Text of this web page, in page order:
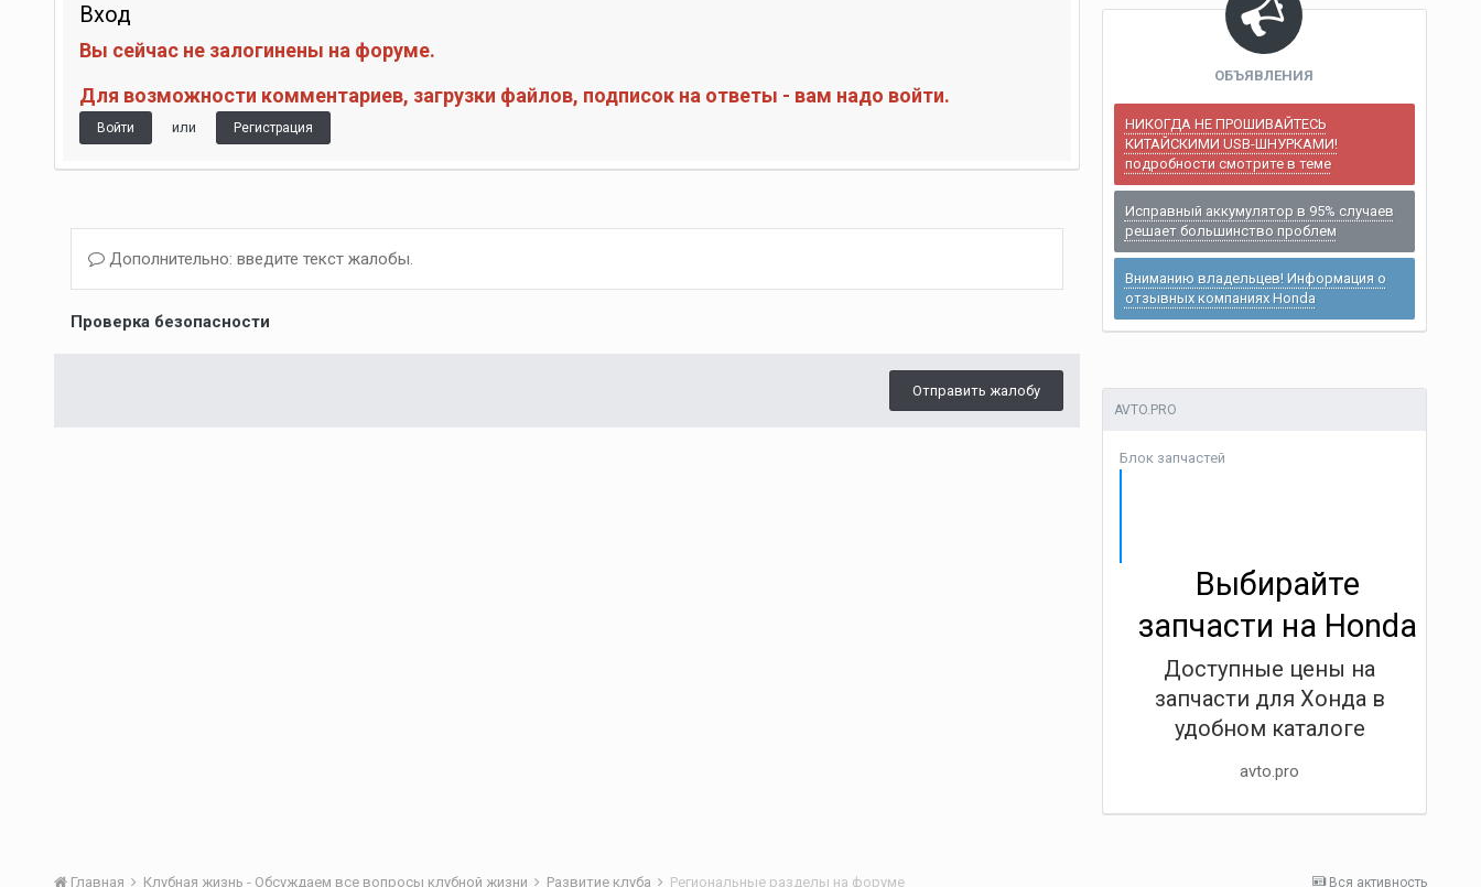
Вход
Вы сейчас не залогинены на форуме.
Для возможности комментариев, загрузки файлов, подписок на ответы - вам надо войти.
Войти или Регистрация
Дополнительно: введите текст жалобы.
Проверка безопасности
Отправить жалобу
ОБЪЯВЛЕНИЯ
НИКОГДА НЕ ПРОШИВАЙТЕСЬ
КИТАЙСКИМИ USB-ШНУРКАМИ!
подробности смотрите в теме
Исправный аккумулятор в 95% случаев
решает большинство проблем
Вниманию владельцев! Информация о
отзывных компаниях Honda
AVTO.PRO
Блок запчастей
Выбирайте
запчасти на Honda
Доступные цены на
запчасти для Хонда в
удобном каталоге
avto.pro
Вся активность
Главная Клубная жизнь - Обсуждаем все вопросы клубной жизни Развитие клуба Региональные разделы на форуме